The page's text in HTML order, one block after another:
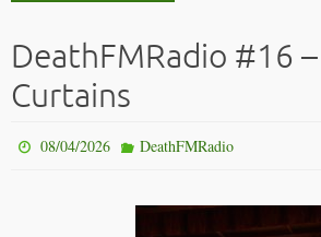
DeathFMRadio #16
Curtains
08/04/2026 DeathFMRadio